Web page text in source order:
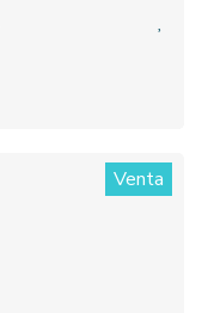
Venta